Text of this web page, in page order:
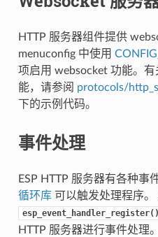
HTTP 服务器组件提供
menuconfig 中使用
项启用 websocket 功能。
能，请参阅 protocols/
下的示例代码。
事件处理
ESP HTTP 服务器有各种事
循环库可以触发处理程序。
esp_event_handler_register()
HTTP 服务器进行事件处理。